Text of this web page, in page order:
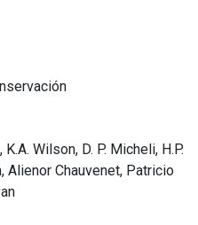
Wilson, D. P. Micheli, H.P.
Alienor Chauvenet, Patricio